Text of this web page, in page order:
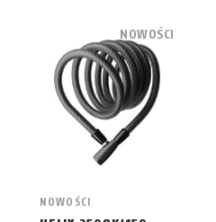
NOWOŚCI
NOWOŚCI